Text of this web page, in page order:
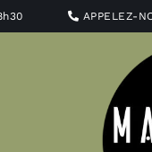
APPELEZ-